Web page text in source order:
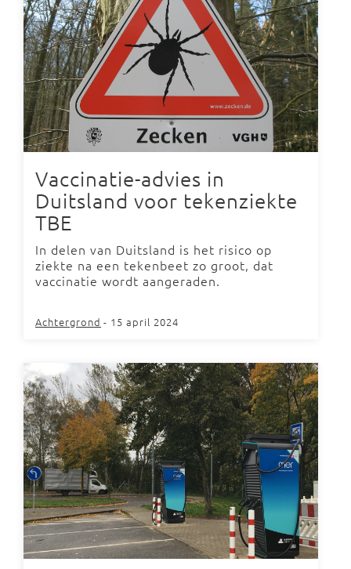
Vaccinatie-advies in
Duitsland voor tekenziekte
TBE
In delen van Duitsland is het risico op
ziekte na een tekenbeet zo groot, dat
vaccinatie wordt aangeraden.
Achtergrond - 15 april 2024